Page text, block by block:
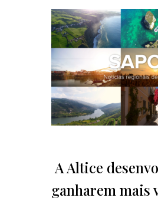
A Altice
ganharem mais